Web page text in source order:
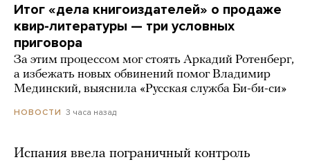
Итог «дела книгоиздателей» о продаже
квир-литературы — три условных
приговора
За этим процессом мог стоять Аркадий Ротенберг,
а избежать новых обвинений помог Владимир
Мединский, выяснила «Русская служба Би-би-си»
НОВОСТИ 3 часа назад
Испания ввела пограничный контроль